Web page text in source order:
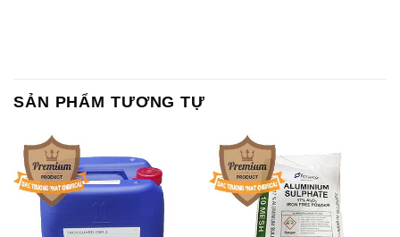
SẢN PHẨM TƯƠNG TỰ